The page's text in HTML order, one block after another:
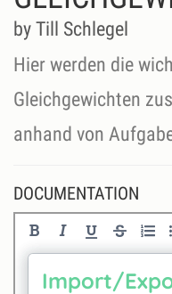
by Till Schlegel
Hier werden die
Gleichgewichten
anhand von
DOCUMENTATION